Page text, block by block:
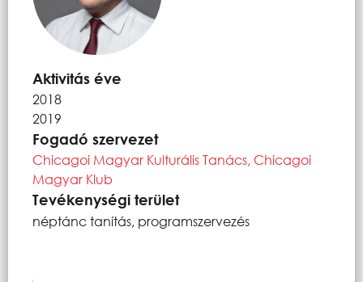
Aktivitás éve
2018
2019
Fogadó szervezet
Chicagoi Magyar Kulturális Tanács, Chicagoi
Magyar Klub
Tevékenységi terület
néptánc tanítás, programszervezés